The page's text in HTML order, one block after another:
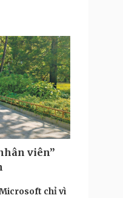
viên”
chỉ vì